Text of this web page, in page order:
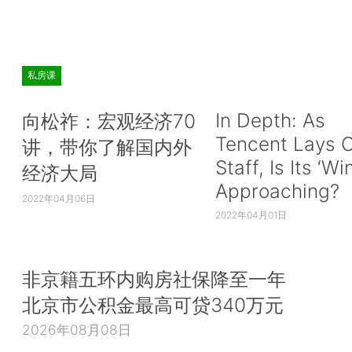
私房课
向松祚：宏观经济70
讲，带你了解国内外
经济大局
2022年04月06日
In Depth: As
Tencent Lays
Staff, Is Its
Approaching?
2022年04月01日
非京籍五环内购房社保降至一年
北京市公积金最高可贷340万元
2026年08月08日